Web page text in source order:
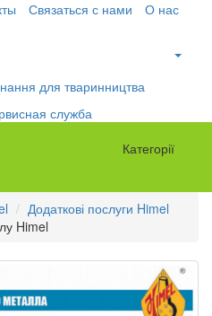
Связаться с нами
О нас
служба
Категорії
Додаткові послуги Himel
Himel